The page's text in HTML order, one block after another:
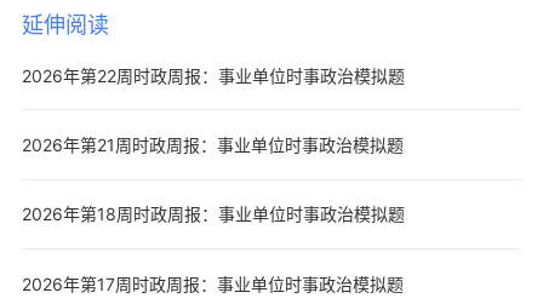
延伸阅读
2026年第22周时政周报：事业单位时事政治模拟题
2026年第21周时政周报：事业单位时事政治模拟题
2026年第18周时政周报：事业单位时事政治模拟题
2026年第17周时政周报：事业单位时事政治模拟题